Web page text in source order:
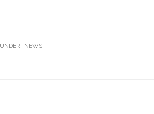
UNDER : NEWS